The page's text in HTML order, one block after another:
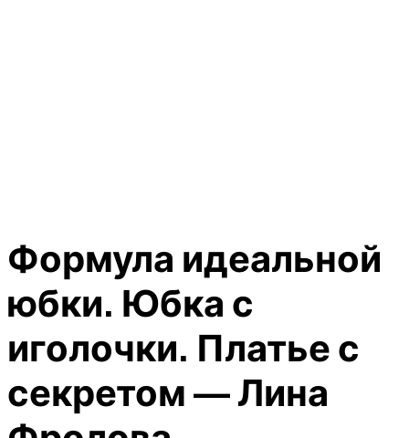
Формула идеальной
юбки. Юбка с
иголочки. Платье с
секретом — Лина